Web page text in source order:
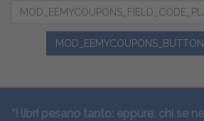
“I libri pesano tanto: eppure, chi se